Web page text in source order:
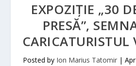
EXPOZIȚIE „30
PRESĂ”,
CARICATURISTUL
Posted by Ion Marius Tatomir |